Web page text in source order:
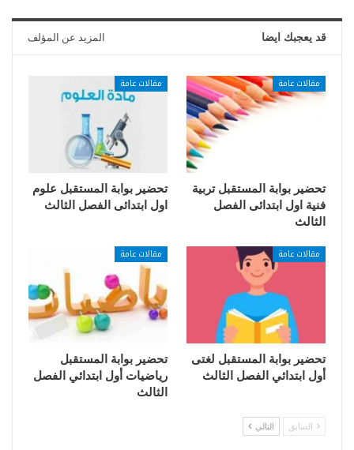
قد يعجبك ايضا المزيد عن المؤلف
مقالات عامة
تحضير بوابة المستقبل تربية
فنية اول ابتدائى الفصل
الثالث
مقالات عامة
تحضير بوابة المستقبل علوم
اول ابتدائى الفصل الثالث
مقالات عامة
تحضير بوابة المستقبل لغتى
أول ابتدائي الفصل الثالث
مقالات عامة
تحضير بوابة المستقبل
رياضيات أول ابتدائي الفصل
الثالث
السابق التالي